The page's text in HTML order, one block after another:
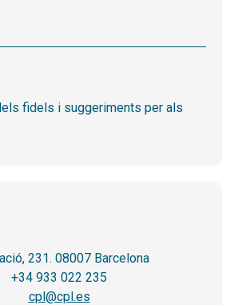
fidels i suggeriments per als
231. 08007 Barcelona
+34 933 022 235
cpl@cpl.es